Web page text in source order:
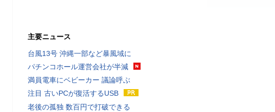
主要ニュース
台風13号 沖縄一部など暴風域に
パチンコホール運営会社が半減
満員電車にベビーカー 議論呼ぶ
注目 古いPCが復活するUSB
老後の孤独 数百円で打破できる